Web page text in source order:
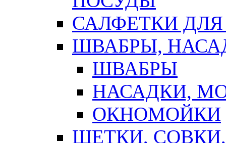
САЛФЕТКИ
ШВАБРЫ,
ШВАБРЫ
НАСАДКИ,
ОКНОМОЙКИ
ЩЕТКИ,